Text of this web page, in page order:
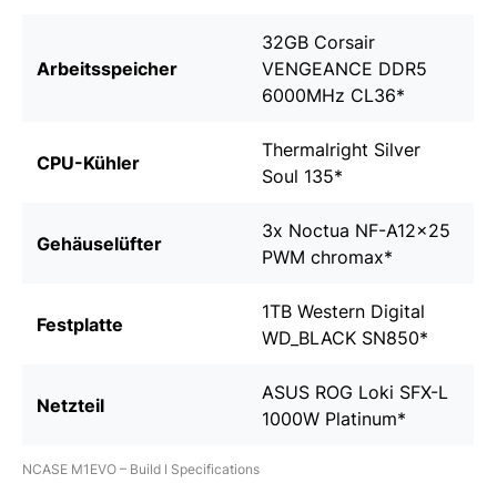
Arbeitsspeicher
32GB Corsair
VENGEANCE DDR5
6000MHz CL36*
CPU-Kühler
Thermalright Silver
Soul 135*
Gehäuselüfter
3x Noctua NF-A12x25
PWM chromax*
Festplatte
1TB Western Digital
WD_BLACK SN850*
Netzteil
ASUS ROG Loki SFX-L
1000W Platinum*
NCASE M1EVO – Build I Specifications